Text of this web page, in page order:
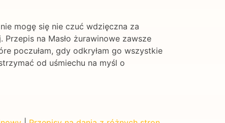
mogę się nie czuć wdzięczna za
na Masło żurawinowe zawsze
poczułam, gdy odkryłam go wszystkie
od uśmiechu na myśl o